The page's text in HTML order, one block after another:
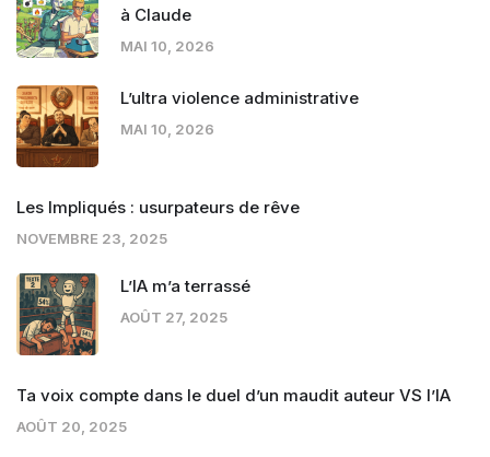
à Claude
MAI 10, 2026
L’ultra violence administrative
MAI 10, 2026
Les Impliqués : usurpateurs de rêve
NOVEMBRE 23, 2025
L’IA m’a terrassé
AOÛT 27, 2025
Ta voix compte dans le duel d’un maudit auteur VS l’IA
AOÛT 20, 2025